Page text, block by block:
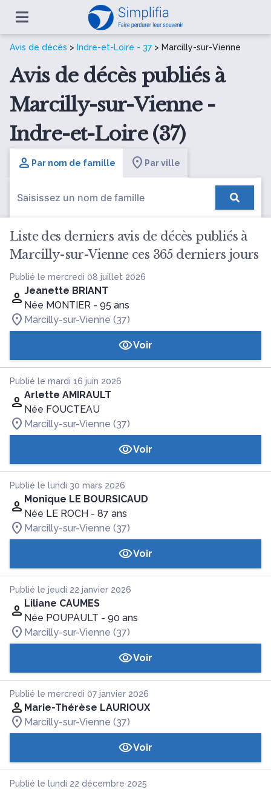
Avis de décès > Indre-et-Loire - 37 > Marcilly-sur-Vienne
Avis de décès publiés à
Marcilly-sur-Vienne -
Indre-et-Loire (37)
Par nom de famille Par ville
Liste des derniers avis de décès publiés à
Marcilly-sur-Vienne ces 365 derniers jours
Publié le mercredi 08 juillet 2026
Jeanette BRIANT
Née MONTIER - 95 ans
Marcilly-sur-Vienne (37)
Voir
Publié le mardi 16 juin 2026
Arlette AMIRAULT
Née FOUCTEAU
Marcilly-sur-Vienne (37)
Voir
Publié le lundi 30 mars 2026
Monique LE BOURSICAUD
Née LE ROCH - 87 ans
Marcilly-sur-Vienne (37)
Voir
Publié le jeudi 22 janvier 2026
Liliane CAUMES
Née POUPAULT - 90 ans
Marcilly-sur-Vienne (37)
Voir
Publié le mercredi 07 janvier 2026
Marie-Thérèse LAURIOUX
Marcilly-sur-Vienne (37)
Voir
Publié le lundi 22 décembre 2025